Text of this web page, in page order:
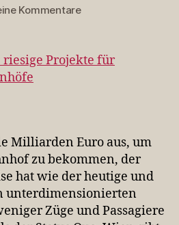
Kommentarezu
Stuttgart:
riesige
Projekte für
Milliarden Euro aus, um
zu bekommen, der
hat wie der heutige und
unterdimensionierten
Züge und Passagiere